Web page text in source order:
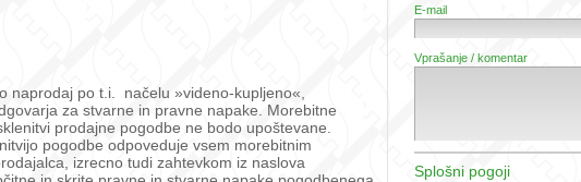
naprodaj po t.i. načelu »videno-kupljeno«,
za stvarne in pravne napake. Morebitne
prodajne pogodbe ne bodo upoštevane.
pogodbe odpoveduje vsem morebitnim
izrecno tudi zahtevkom iz naslova
E-mail
Vprašanje / komentar
Splošni pogoji